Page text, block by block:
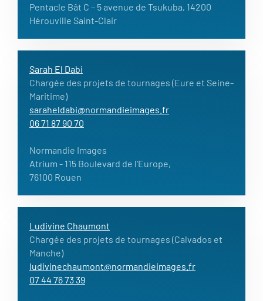
Pentacle Bât C – 5 avenue de Tsukuba, 14200
Hérouville Saint-Clair
Sarah El Dabi
Chargée des projets de tournages (Eure et Seine-
Maritime)
saraheldabi@normandieimages.fr
06 71 87 90 70
Normandie Images
Atrium - 115 Boulevard de l'Europe,
76100 Rouen
Ludivine Chaumont
Chargée des projets de tournages (Calvados et
Manche)
ludivinechaumont@normandieimages.fr
07 44 76 73 39